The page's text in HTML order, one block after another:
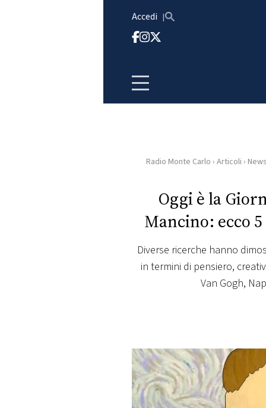
Accedi
HOME
RADIO
FOTO
CONCORSI
Radio Monte Carlo › Articoli ›
Oggi è la
Mancino: ecco
Diverse ricerche hanno
in termini di pensiero,
Van Gogh,